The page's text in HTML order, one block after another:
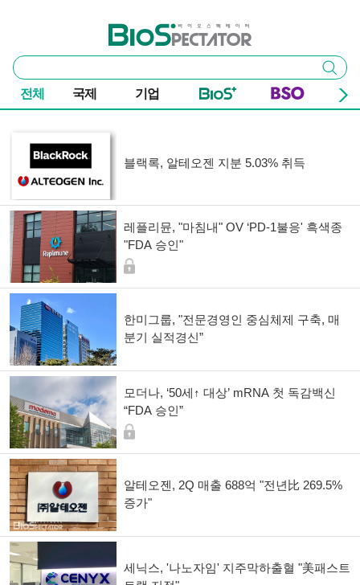
바이오스펙테이터
통
합
검
색
검색
전체 국제 기업
블랙록, 알테오젠 지분 5.03% 취득
레플리뮨, "마침내" OV ‘PD-1불응' 흑색종
"FDA 승인"
한미그룹, "전문경영인 중심체제 구축, 매
분기 실적경신”
모더나, ‘50세↑ 대상’ mRNA 첫 독감백신
“FDA 승인”
알테오젠, 2Q 매출 688억 "전년比 269.5%
증가"
세닉스, '나노자임' 지주막하출혈 "美패스트